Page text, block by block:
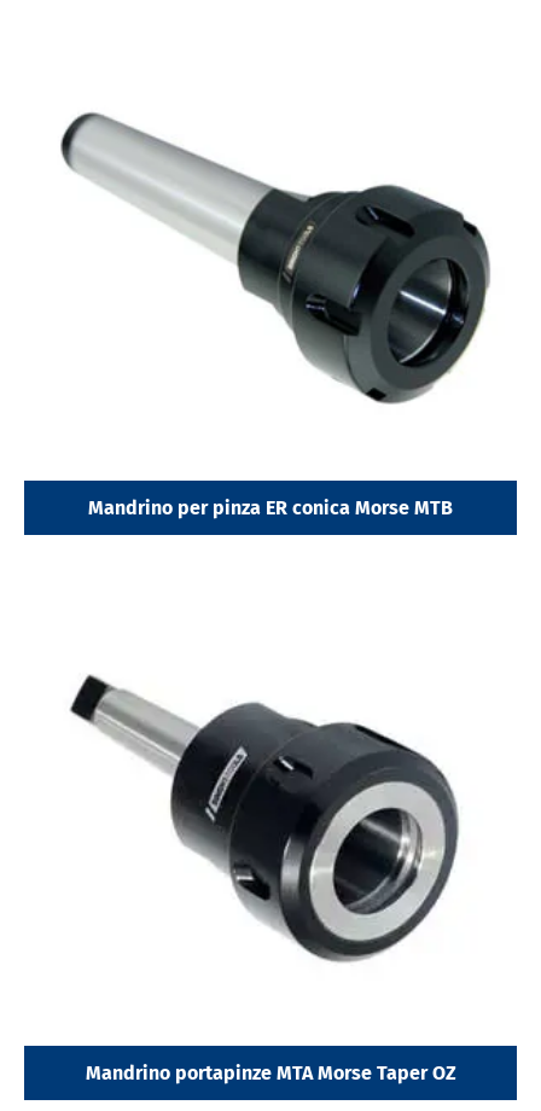
Mandrino per pinza ER conica Morse MTB
Mandrino portapinze MTA Morse Taper OZ